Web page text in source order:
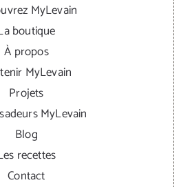
MyLevain
boutique
À propos
MyLevain
Projets
MyLevain
Blog
recettes
Contact